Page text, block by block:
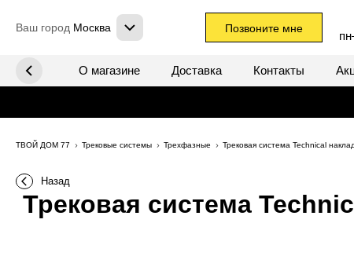
Ваш город Москва Позвоните мне
систем О магазине Доставка Контакты
ТВОЙ ДОМ 77 Трековые системы Трехфазные Трековая система Technical
Назад
Трековая система